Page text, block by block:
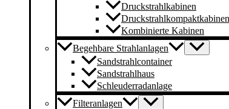
Druckstrahlkabinen
Druckstrahlkompaktkabinen
Kombinierte Kabinen
Begehbare Strahlanlagen
Sandstrahlcontainer
Sandstrahlhaus
Schleuderradanlage
Filteranlagen